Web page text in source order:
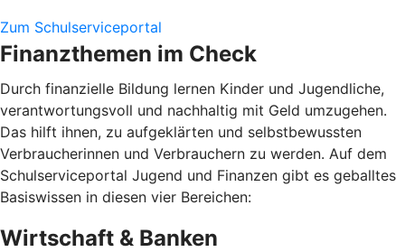
Zum Schulserviceportal
Finanzthemen im Check
Durch finanzielle Bildung lernen Kinder und Jugendliche,
verantwortungsvoll und nachhaltig mit Geld umzugehen.
Das hilft ihnen, zu aufgeklärten und selbstbewussten
Verbraucherinnen und Verbrauchern zu werden. Auf dem
Schulserviceportal Jugend und Finanzen gibt es geballtes
Basiswissen in diesen vier Bereichen:
Wirtschaft & Banken